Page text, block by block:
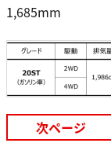
1,685mm
次ページ